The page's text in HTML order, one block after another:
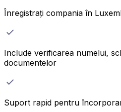
Înregistrați compania în
Include verificarea numelui,
documentelor
Suport rapid pentru